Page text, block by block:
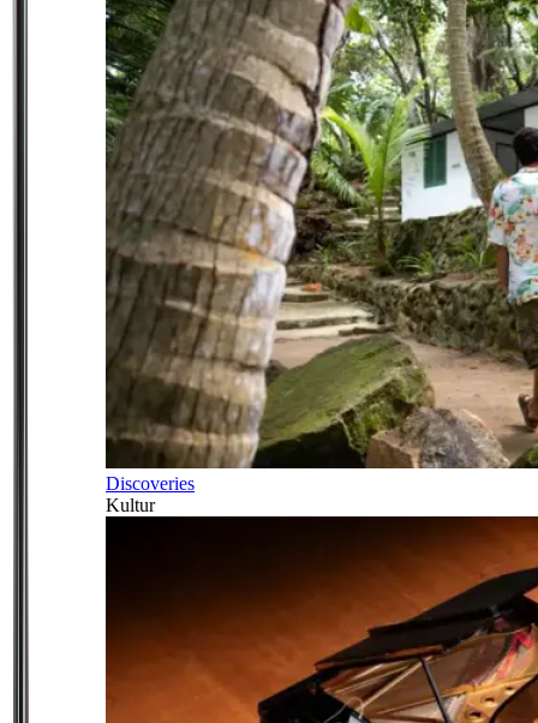
Discoveries
Kultur